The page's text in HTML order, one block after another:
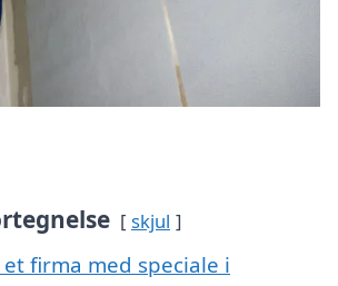
skjul
firma med speciale i